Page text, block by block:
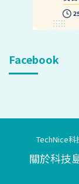
Facebook
TechNice
關於科技